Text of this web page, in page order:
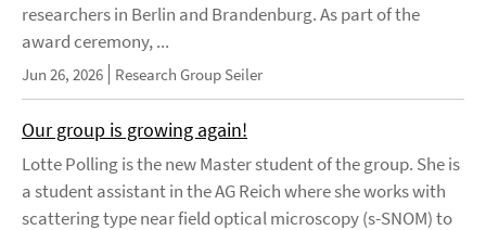
researchers in Berlin and Brandenburg. As part of the
award ceremony, ...
Jun 26, 2026 Research Group Seiler
Our group is growing again!
Lotte Polling is the new Master student of the group. She is
a student assistant in the AG Reich where she works with
scattering type near field optical microscopy (s-SNOM) to